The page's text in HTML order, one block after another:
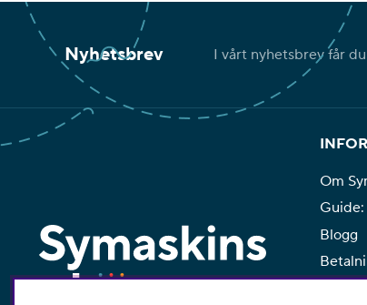
Nyhetsbrev I vårt nyhetsbrev får
Om
Blogg